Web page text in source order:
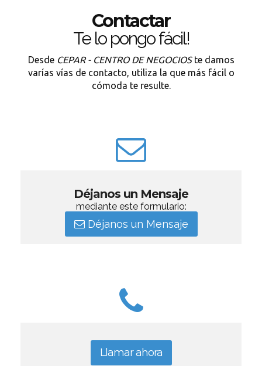
Contactar
Te lo pongo fácil!
Desde CEPAR - CENTRO DE NEGOCIOSte damos
varías vías de contacto, utiliza la que más fácil o
cómoda te resulte.
Déjanos un Mensaje
mediante este formulario:
Déjanos un Mensaje
Llamar ahora